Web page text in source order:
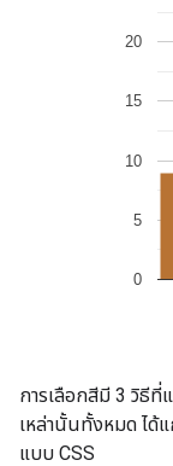
การเลือกสีมี 3 วิธีที่
เหล่านั้นทั้งหมด ได้
แบบ CSS